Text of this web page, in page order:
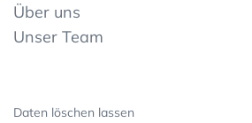
Über uns
Unser Team
Daten löschen lassen